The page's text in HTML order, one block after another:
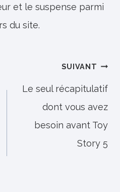
et le suspense parmi
du site.
SUIVANT
Le seul récapitulatif
dont vous avez
besoin avant Toy
Story 5